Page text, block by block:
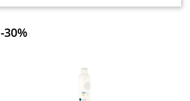
-30%